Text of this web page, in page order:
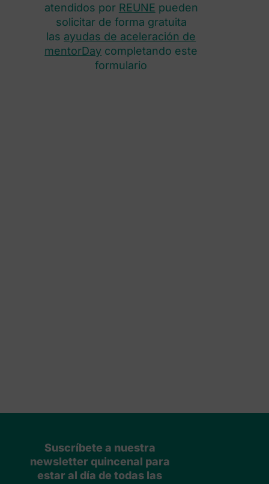
atendidos por REUNE pueden
solicitar de forma gratuita
las ayudas de aceleración de
mentorDay completando este
formulario
Suscríbete a nuestra
newsletter quincenal para
estar al día de todas las